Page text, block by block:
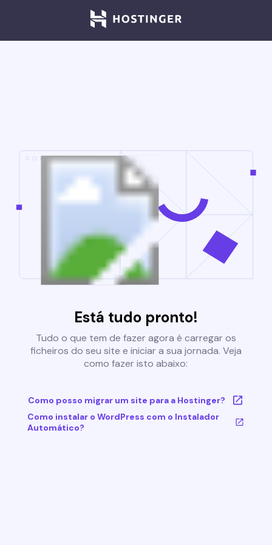
Está tudo pronto!
Tudo o que tem de fazer agora é carregar os
ficheiros do seu site e iniciar a sua jornada. Veja
como fazer isto abaixo:
Como posso migrar um site para a Hostinger?
Como instalar o WordPress com o Instalador
Automático?